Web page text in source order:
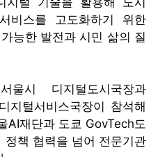
비스를 고도화하기 위한
능한 발전과 시민 삶의 질
울시 디지털도시국장과
지털서비스국장이 참석해
AI재단과 도쿄 GovTech도
정책 협력을 넘어 전문기관